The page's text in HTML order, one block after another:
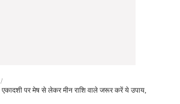
एकादशी पर मेष से लेकर मीन राशि वाले जरूर करें ये उपाय,